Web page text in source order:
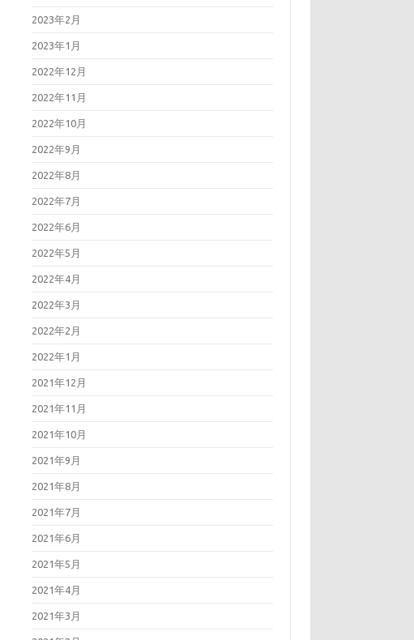
2023年2月
2023年1月
2022年12月
2022年11月
2022年10月
2022年9月
2022年8月
2022年7月
2022年6月
2022年5月
2022年4月
2022年3月
2022年2月
2022年1月
2021年12月
2021年11月
2021年10月
2021年9月
2021年8月
2021年7月
2021年6月
2021年5月
2021年4月
2021年3月